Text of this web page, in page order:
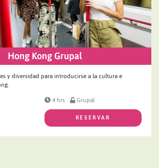
Hong Kong Grupal
y diversidad para introducirse a la cultura e
4 hrs Grupal
RESERVAR